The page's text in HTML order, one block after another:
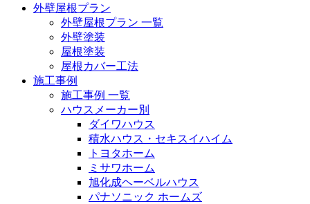
外壁屋根プラン
外壁屋根プラン 一覧
外壁塗装
屋根塗装
屋根カバー工法
施工事例
施工事例 一覧
ハウスメーカー別
ダイワハウス
積水ハウス・セキスイハイム
トヨタホーム
ミサワホーム
旭化成ヘーベルハウス
パナソニック ホームズ